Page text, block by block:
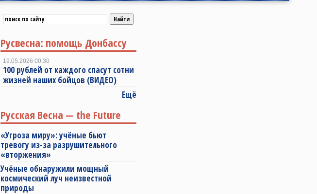
Русвесна: помощь Донбассу
19.05.2026 00:30
100 рублей от каждого спасут сотни
жизней наших бойцов (ВИДЕО)
Ещё
Русская Весна — the Future
«Угроза миру»: учёные бьют
тревогу из-за разрушительного
«вторжения»
Учёные обнаружили мощный
космический луч неизвестной
природы